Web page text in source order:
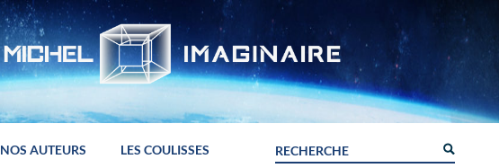
NOS AUTEURS LES COULISSES